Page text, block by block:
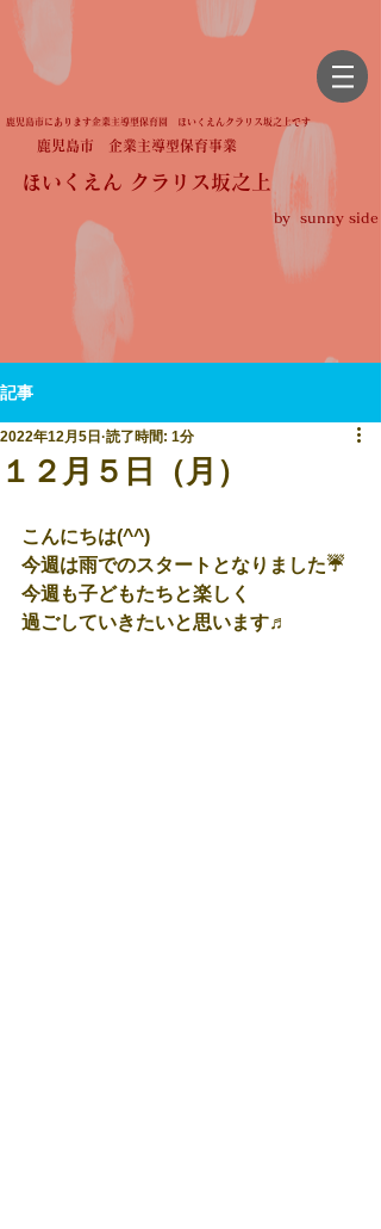
鹿児島市にあります企業主導型保育園 ほいくえんクラリス坂之上です
鹿児島市 企業主導型保育事業
ほいくえん クラリス坂之上
by sunny side
記事
１２月５日（月）
2022年12月5日 読了時間: 1分
こんにちは(^^)
今週は雨でのスタートとなりました☔
今週も子どもたちと楽しく
過ごしていきたいと思います♬